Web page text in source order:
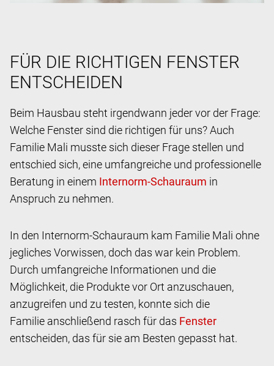
FÜR DIE RICHTIGEN FENSTER
ENTSCHEIDEN
Beim Hausbau steht irgendwann jeder vor der Frage:
Welche Fenster sind die richtigen für uns? Auch
Familie Mali musste sich dieser Frage stellen und
entschied sich, eine umfangreiche und professionelle
Beratung in einem
in
Anspruch zu nehmen.
In den Internorm-Schauraum kam Familie Mali ohne
jegliches Vorwissen, doch das war kein Problem.
Durch umfangreiche Informationen und die
Möglichkeit, die Produkte vor Ort anzuschauen,
anzugreifen und zu testen, konnte sich die
Familie anschließend rasch für das
entscheiden, das für sie am Besten gepasst hat.